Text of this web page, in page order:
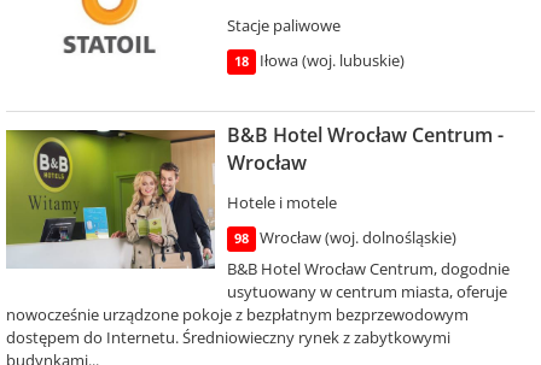
Stacje paliwowe
18 Iłowa (woj. lubuskie)
B&B Hotel Wrocław Centrum -
Wrocław
Hotele i motele
98
Wrocław (woj. dolnośląskie)
B&B Hotel Wrocław Centrum, dogodnie
usytuowany w centrum miasta, oferuje
nowocześnie urządzone pokoje z bezpłatnym bezprzewodowym
dostępem do Internetu. Średniowieczny rynek z zabytkowymi
budynkami...